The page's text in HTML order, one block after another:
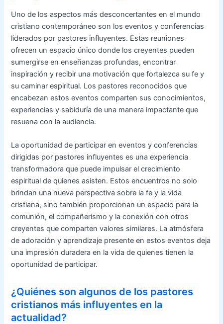
Uno de los aspectos más desconcertantes en el mundo
cristiano contemporáneo son los eventos y conferencias
liderados por pastores influyentes. Estas reuniones
ofrecen un espacio único donde los creyentes pueden
sumergirse en enseñanzas profundas, encontrar
inspiración y recibir una motivación que fortalezca su fe y
su caminar espiritual. Los pastores reconocidos que
encabezan estos eventos comparten sus conocimientos,
experiencias y sabiduría de una manera impactante que
resuena con la audiencia.
La oportunidad de participar en eventos y conferencias
dirigidas por pastores influyentes es una experiencia
transformadora que puede impulsar el crecimiento
espiritual de quienes asisten. Estos encuentros no solo
brindan una nueva perspectiva sobre la fe y la vida
cristiana, sino también proporcionan un espacio para la
comunión, el compañerismo y la conexión con otros
creyentes que comparten valores similares. La atmósfera
de adoración y aprendizaje presente en estos eventos deja
una impresión duradera en la vida de quienes tienen la
oportunidad de participar.
¿Quiénes son algunos de los pastores
cristianos más influyentes en la
actualidad?